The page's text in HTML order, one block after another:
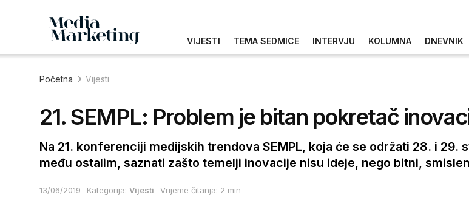
VIJESTI TEMA SEDMICE INTERVJU KOLUMNA DNEVNIK
Početna Vijesti
21. SEMPL: Problem je bitan pokretač
Na 21. konferenciji medijskih trendova SEMPL, koja će se održati 28. i 29.
među ostalim, saznati zašto temelji inovacije nisu ideje, nego bitni,
13/06/2019 Kategorija: Vijesti Vrijeme čitanja: 2 min